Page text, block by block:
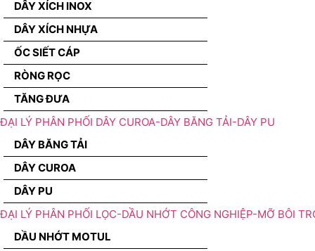
DÂY XÍCH INOX
DÂY XÍCH NHỰA
ỐC SIẾT CÁP
RÒNG RỌC
TĂNG ĐƯA
ĐẠI LÝ PHÂN PHỐI DÂY CUROA-DÂY BĂNG TẢI-DÂY PU
DÂY BĂNG TẢI
DÂY CUROA
DÂY PU
ĐẠI LÝ PHÂN PHỐI LỌC-DẦU NHỚT CÔNG NGHIỆP-MỠ BÔI
DẦU NHỚT MOTUL